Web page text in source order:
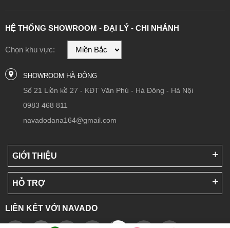
HỆ THỐNG SHOWROOM - ĐẠI LÝ - CHI NHÁNH
Chọn khu vực:
SHOWROOM HÀ ĐÔNG
Số 21 Liền kề 27 - KĐT Văn Phú - Hà Đông - Hà Nội
0983 468 811
navadodana164@gmail.com
GIỚI THIỆU
HỖ TRỢ
LIÊN KẾT VỚI NAVADO